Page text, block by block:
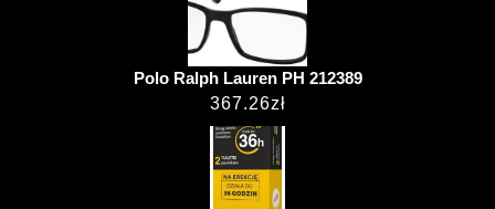
Polo Ralph Lauren PH 212389
367.26zł